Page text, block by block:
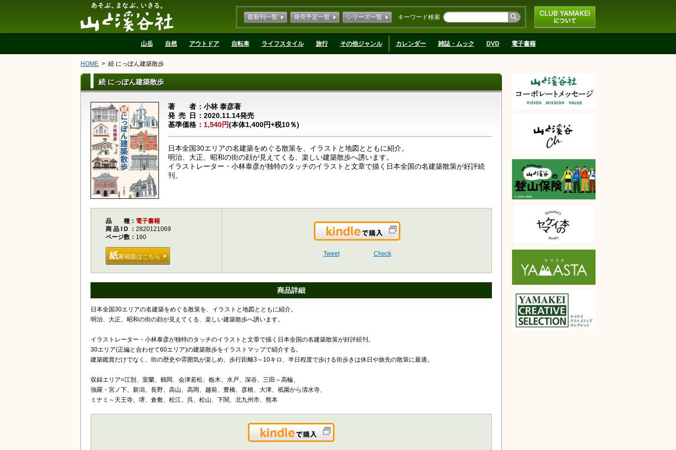
CLUB YAMAKEIにつ
いて
キーワード検索
最新刊一覧 発売予定一覧 シリーズ一覧
山岳 自然 アウトドア 自転車 ライフスタイル 旅行 その他ジャンル カレンダー 雑誌・ムック DVD 電子書籍
HOME 続 にっぽん建築散歩
続 にっぽん建築散歩
著者小林 泰彦著
発売日 2020.11.14発売
基準価格
1,540円(本体1,400円+税10％)
日本全国30エリアの名建築をめぐる散策を、イラストと地図とともに紹介。
明治、大正、昭和の街の顔が見えてくる、楽しい建築散歩へ誘います。
イラストレーター・小林泰彦が独特のタッチのイラストと文章で描く日本全国の名建築散策が好評続
刊。
品種電子書籍
商品ID
2820121069
ページ数
160
紙書籍版はこちら
Kindleで購入
Tweet Check
商品詳細
日本全国30エリアの名建築をめぐる散策を、イラストと地図とともに紹介。
明治、大正、昭和の街の顔が見えてくる、楽しい建築散歩へ誘います。
イラストレーター・小林泰彦が独特のタッチのイラストと文章で描く日本全国の名建築散策が好評続刊。
30エリア(正編と合わせて60エリア)の建築散歩をイラストマップで紹介する。
建築鑑賞だけでなく、街の歴史や雰囲気が楽しめ、歩行距離3～10キロ、半日程度で歩ける街歩きは休日や旅先の散策に最適。
収録エリア=江別、室蘭、鶴岡、会津若松、栃木、水戸、深谷、三田～高輪、
強羅・宮ノ下、新潟、長野、高山、高岡、越前、豊橋、彦根、大津、祇園から清水寺、
ミナミ～天王寺、堺、倉敷、松江、呉、松山、下関、北九州市、熊本
Kindleで購入